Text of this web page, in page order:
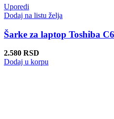
Uporedi
Dodaj na listu želja
Šarke za laptop Toshiba
2.580 RSD
Dodaj u korpu